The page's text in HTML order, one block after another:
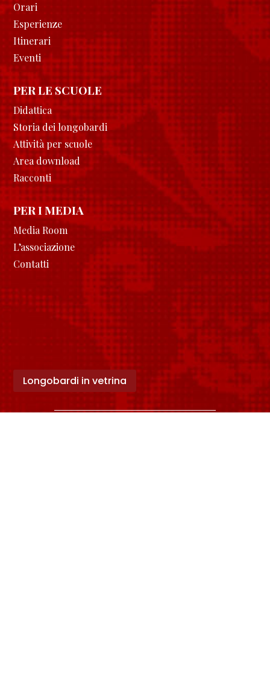
Orari
Esperienze
Itinerari
Eventi
PER LE SCUOLE
Didattica
Storia dei longobardi
Attività per scuole
Area download
Racconti
PER I MEDIA
Media Room
L’associazione
Contatti
Longobardi in vetrina